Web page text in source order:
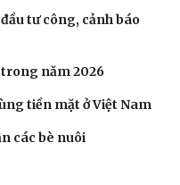
tư công, cảnh báo
trong năm 2026
tiền mặt ở Việt Nam
các bè nuôi